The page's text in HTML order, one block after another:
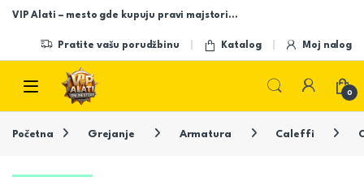
Skip to navigation
Skip to content
VIP Alati – mesto gde kupuju pravi majstori…
Pratite vašu porudžbinu Katalog Moj nalog
Open
0
Početna Grejanje Armatura Caleffi